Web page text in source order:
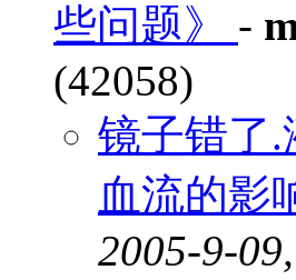
些问题》 -
(42058)
镜子错了
血流的影
2005-9-